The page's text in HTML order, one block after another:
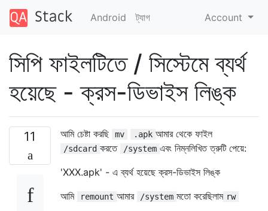
Android ট্যাগ Account
সিপি ফাইলটিতে / সিস্টেমে ব্যর্থ
হয়েছে - ক্রস-ডিভাইস লিঙ্ক
11 আমি চেষ্টা করছি mv .apk আমার থেকে ফাইল
/sdcard করতে /system এবং নিম্নলিখিত ত্রুটি পেয়ে:
'XXX.apk' - এ ব্যর্থ হয়েছে ক্রস-ডিভাইস লিঙ্ক
আমি
remount আমার /system মতো করেছিলাম rw